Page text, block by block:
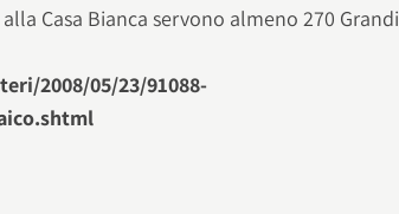
Casa Bianca servono almeno 270 Grandi
2008/05/23/91088-